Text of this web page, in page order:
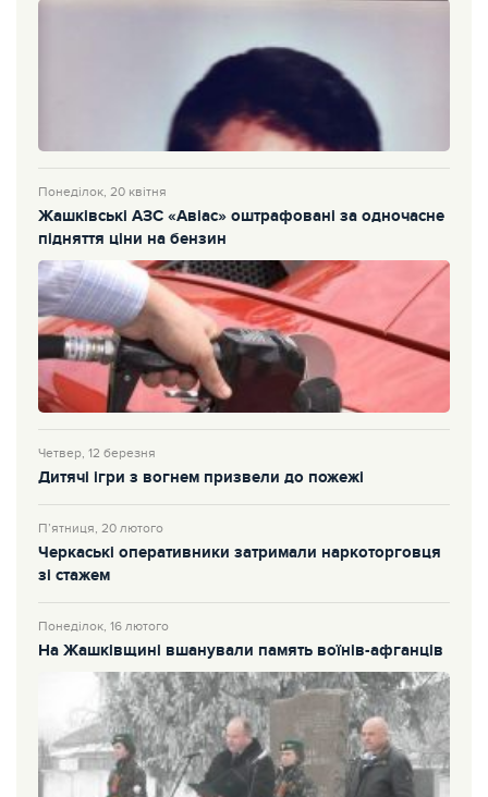
Понеділок, 20 квітня
Жашківські АЗС «Авіас» оштрафовані за одночасне
підняття ціни на бензин
Четвер, 12 березня
Дитячі ігри з вогнем призвели до пожежі
П’ятниця, 20 лютого
Черкаські оперативники затримали наркоторговця
зі стажем
Понеділок, 16 лютого
На Жашківщині вшанували память воїнів-афганців